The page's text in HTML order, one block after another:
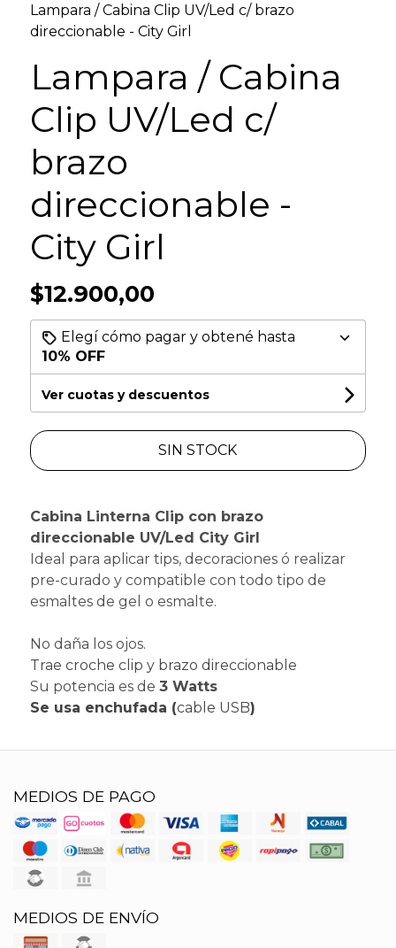
Lampara / Cabina Clip UV/Led c/ brazo
direccionable - City Girl
Lampara / Cabina
Clip UV/Led c/
brazo
direccionable -
City Girl
$12.900,00
Elegí cómo pagar y obtené hasta
10% OFF
Ver cuotas y descuentos
SIN STOCK
Cabina Linterna Clip con brazo
direccionable UV/Led City Girl
Ideal para aplicar tips, decoraciones ó realizar
pre-curado y compatible con todo tipo de
esmaltes de gel o esmalte.
No daña los ojos.
Trae croche clip y brazo direccionable
Su potencia es de 3 Watts
Se usa enchufada (cable USB)
MEDIOS DE PAGO
MEDIOS DE ENVÍO